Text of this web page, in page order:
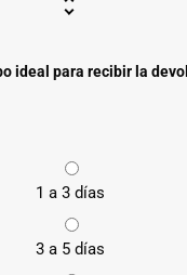
ideal para recibir la
1 a 3 días
3 a 5 días